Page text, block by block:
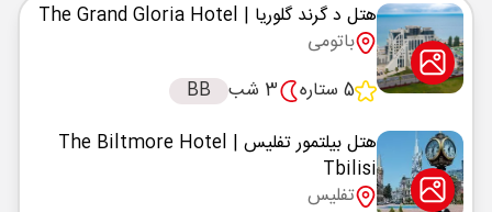
هتل د گرند گلوریا | The Grand Gloria Hotel
باتومی
5 ستاره
3 شب
BB
هتل بیلتمور تفلیس | The Biltmore Hotel
Tbilisi
تفلیس